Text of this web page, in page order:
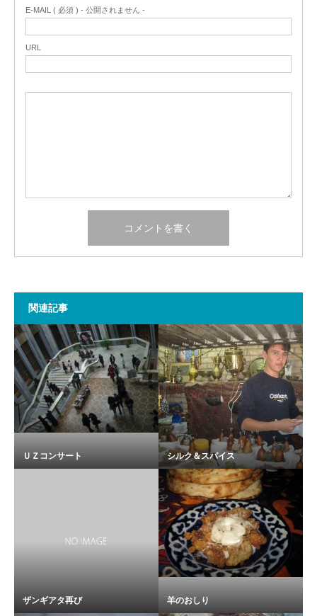
E-MAIL ( 必須 ) - 公開されません -
URL
関連記事
ＵＺコンサート シルク＆スパイス
ザンギアタ再び 羊のおしり